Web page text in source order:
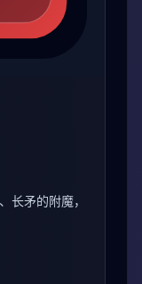
长矛的附魔，